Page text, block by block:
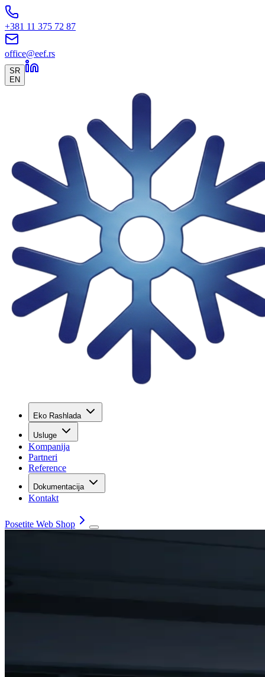
+381 11 375 72 87
office@eef.rs
SR
EN
Eko Rashlada
Usluge
Kompanija
Partneri
Reference
Dokumentacija
Kontakt
Posetite Web Shop